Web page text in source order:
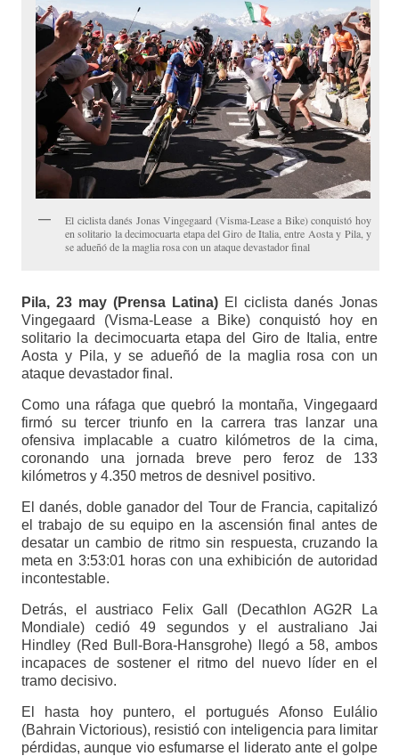
El ciclista danés Jonas Vingegaard (Visma-Lease a Bike) conquistó hoy
en solitario la decimocuarta etapa del Giro de Italia, entre Aosta y Pila, y
se adueñó de la maglia rosa con un ataque devastador final
Pila, 23 may (Prensa Latina) El ciclista danés Jonas
Vingegaard (Visma-Lease a Bike) conquistó hoy en
solitario la decimocuarta etapa del Giro de Italia, entre
Aosta y Pila, y se adueñó de la maglia rosa con un
ataque devastador final.
Como una ráfaga que quebró la montaña, Vingegaard
firmó su tercer triunfo en la carrera tras lanzar una
ofensiva implacable a cuatro kilómetros de la cima,
coronando una jornada breve pero feroz de 133
kilómetros y 4.350 metros de desnivel positivo.
El danés, doble ganador del Tour de Francia, capitalizó
el trabajo de su equipo en la ascensión final antes de
desatar un cambio de ritmo sin respuesta, cruzando la
meta en 3:53:01 horas con una exhibición de autoridad
incontestable.
Detrás, el austriaco Felix Gall (Decathlon AG2R La
Mondiale) cedió 49 segundos y el australiano Jai
Hindley (Red Bull-Bora-Hansgrohe) llegó a 58, ambos
incapaces de sostener el ritmo del nuevo líder en el
tramo decisivo.
El hasta hoy puntero, el portugués Afonso Eulálio
(Bahrain Victorious), resistió con inteligencia para limitar
pérdidas, aunque vio esfumarse el liderato ante el golpe